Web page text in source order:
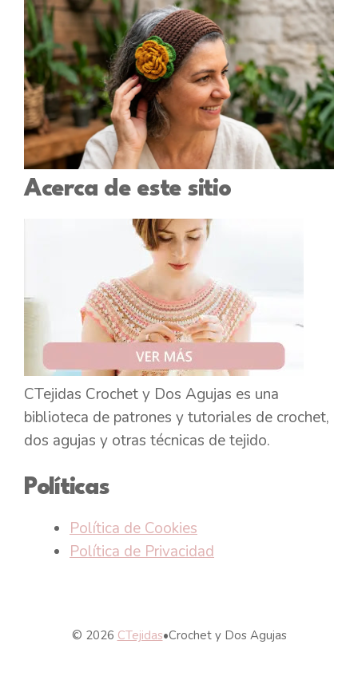
Acerca de este sitio
CTejidas Crochet y Dos Agujas es una
biblioteca de patrones y tutoriales de crochet,
dos agujas y otras técnicas de tejido.
Políticas
Política de Cookies
Política de Privacidad
© 2026 CTejidas•Crochet y Dos Agujas